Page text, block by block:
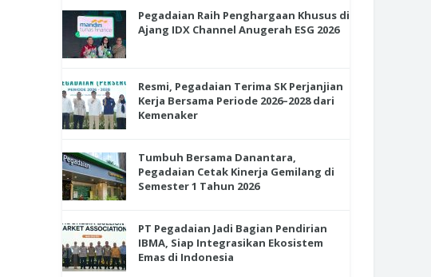
Pegadaian Raih Penghargaan Khusus di
Ajang IDX Channel Anugerah ESG 2026
Resmi, Pegadaian Terima SK Perjanjian
Kerja Bersama Periode 2026–2028 dari
Kemenaker
Tumbuh Bersama Danantara,
Pegadaian Cetak Kinerja Gemilang di
Semester 1 Tahun 2026
PT Pegadaian Jadi Bagian Pendirian
IBMA, Siap Integrasikan Ekosistem
Emas di Indonesia